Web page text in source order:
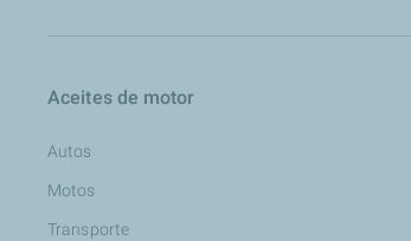
Aceites de motor
Autos
Motos
Transporte